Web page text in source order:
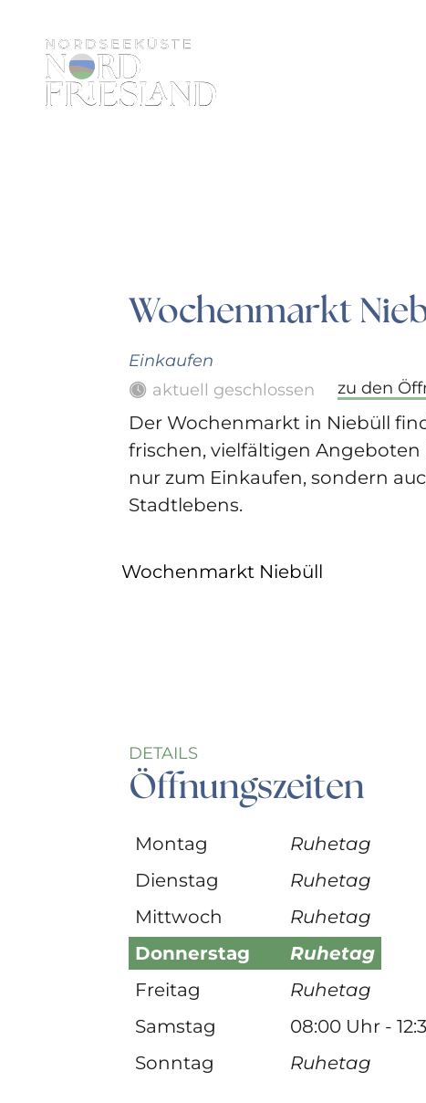
Wochenmarkt
Einkaufen
aktuell geschlossen
zu den
Der Wochenmarkt in Niebüll
frischen, vielfältigen
nur zum Einkaufen, sondern
Stadtlebens.
Wochenmarkt Niebüll
DETAILS
Öffnungszeiten
Montag
Ruhetag
Dienstag
Ruhetag
Mittwoch
Ruhetag
Donnerstag
Ruhetag
Freitag
Ruhetag
Samstag
08:00 Uhr -
Sonntag
Ruhetag